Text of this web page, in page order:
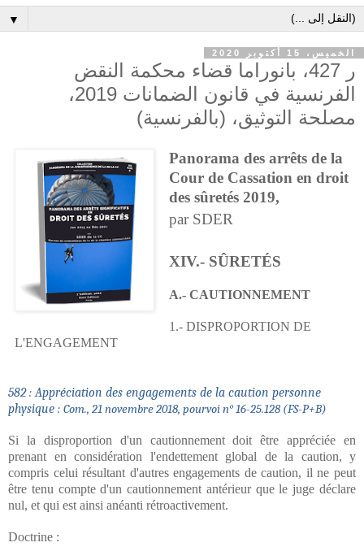
▼
الخميس، 15 أكتوبر 2020
ر 427، بانوراما قضاء محكمة النقض
الفرنسية في قانون الضمانات 2019،
مصلحة التوثيق، (بالفرنسية)
Panorama des arrêts de la
Cour de Cassation en droit
des sûretés 2019,
par SDER
XIV.- SÛRETÉS
A.- CAUTIONNEMENT
1.- DISPROPORTION DE
L'ENGAGEMENT
582 : Appréciation des engagements de la caution personne
physique : Com., 21 novembre 2018, pourvoi n° 16-25.128 (FS-P+B)
Si la disproportion d'un cautionnement doit être appréciée en
prenant en considération l'endettement global de la caution, y
compris celui résultant d'autres engagements de caution, il ne peut
être tenu compte d'un cautionnement antérieur que le juge déclare
nul, et qui est ainsi anéanti rétroactivement.
Doctrine :